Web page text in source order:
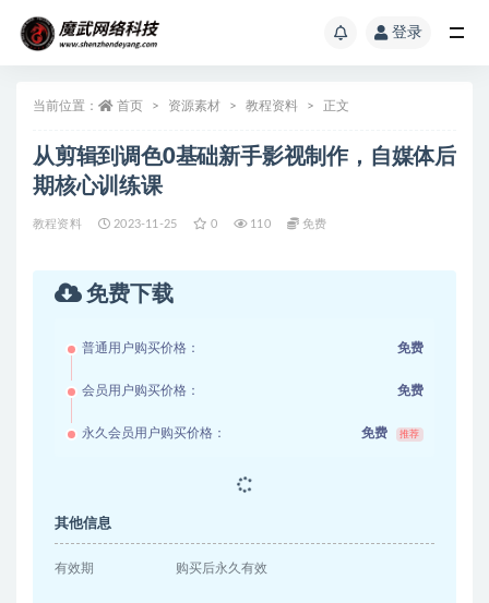
登录
当前位置： 首页 资源素材 教程资料 正文
从剪辑到调色0基础新手影视制作，自媒体后
期核心训练课
教程资料 2023-11-25 0 110 免费
免费下载
普通用户购买价格： 免费
会员用户购买价格： 免费
永久会员用户购买价格： 免费 推荐
其他信息
有效期 购买后永久有效